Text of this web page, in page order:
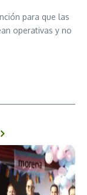
para que las
operativas y no